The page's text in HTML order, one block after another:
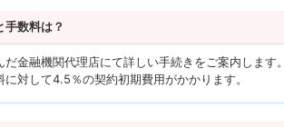
手数料は？
だ金融機関代理店にて詳しい手続きをご案内します
に対して4.5％の契約初期費用がかかります。